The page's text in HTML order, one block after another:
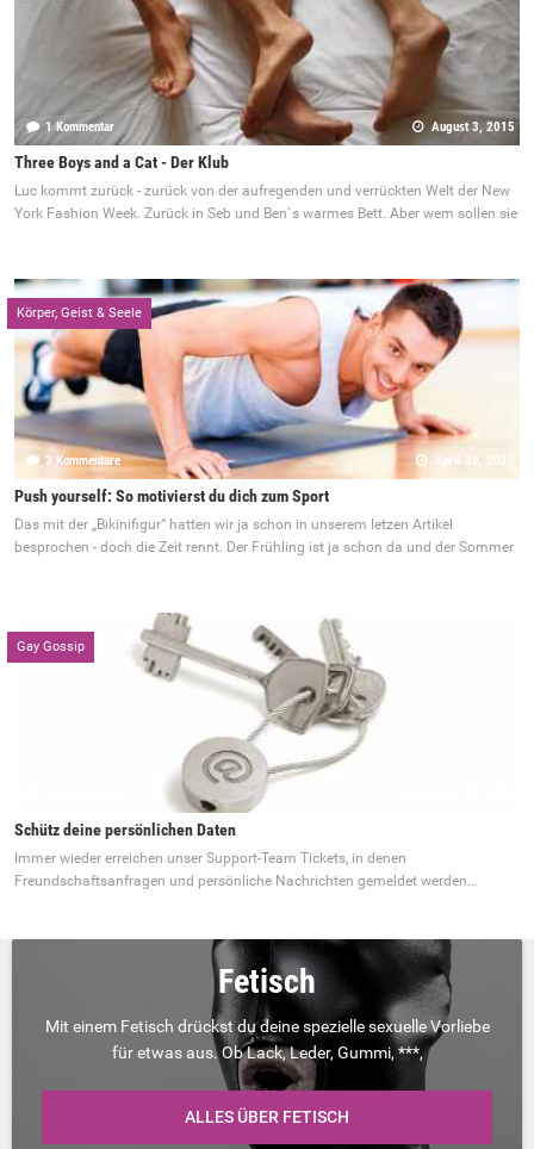
1 Kommentar August 3, 2015
Three Boys and a Cat - Der Klub
Luc kommt zurück - zurück von der aufregenden und verrückten Welt der New
York Fashion Week. Zurück in Seb und Ben`s warmes Bett. Aber wem sollen sie
Körper, Geist & Seele
3 Kommentare April 30, 2015
Push yourself: So motivierst du dich zum Sport
Das mit der „Bikinifigur“ hatten wir ja schon in unserem letzen Artikel
besprochen - doch die Zeit rennt. Der Frühling ist ja schon da und der Sommer
Gay Gossip
Schütz deine persönlichen Daten
Immer wieder erreichen unser Support-Team Tickets, in denen
Freundschaftsanfragen und persönliche Nachrichten gemeldet werden...
Fetisch
Mit einem Fetisch drückst du deine spezielle sexuelle Vorliebe
für etwas aus. Ob Lack, Leder, Gummi, ***,
ALLES ÜBER FETISCH